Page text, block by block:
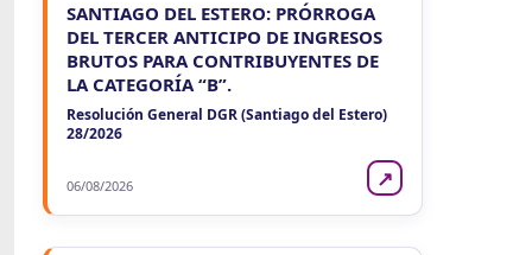
SANTIAGO DEL ESTERO: PRÓRROGA
DEL TERCER ANTICIPO DE INGRESOS
BRUTOS PARA CONTRIBUYENTES DE
LA CATEGORÍA “B”.
Resolución General DGR (Santiago del Estero)
28/2026
06/08/2026 ↗